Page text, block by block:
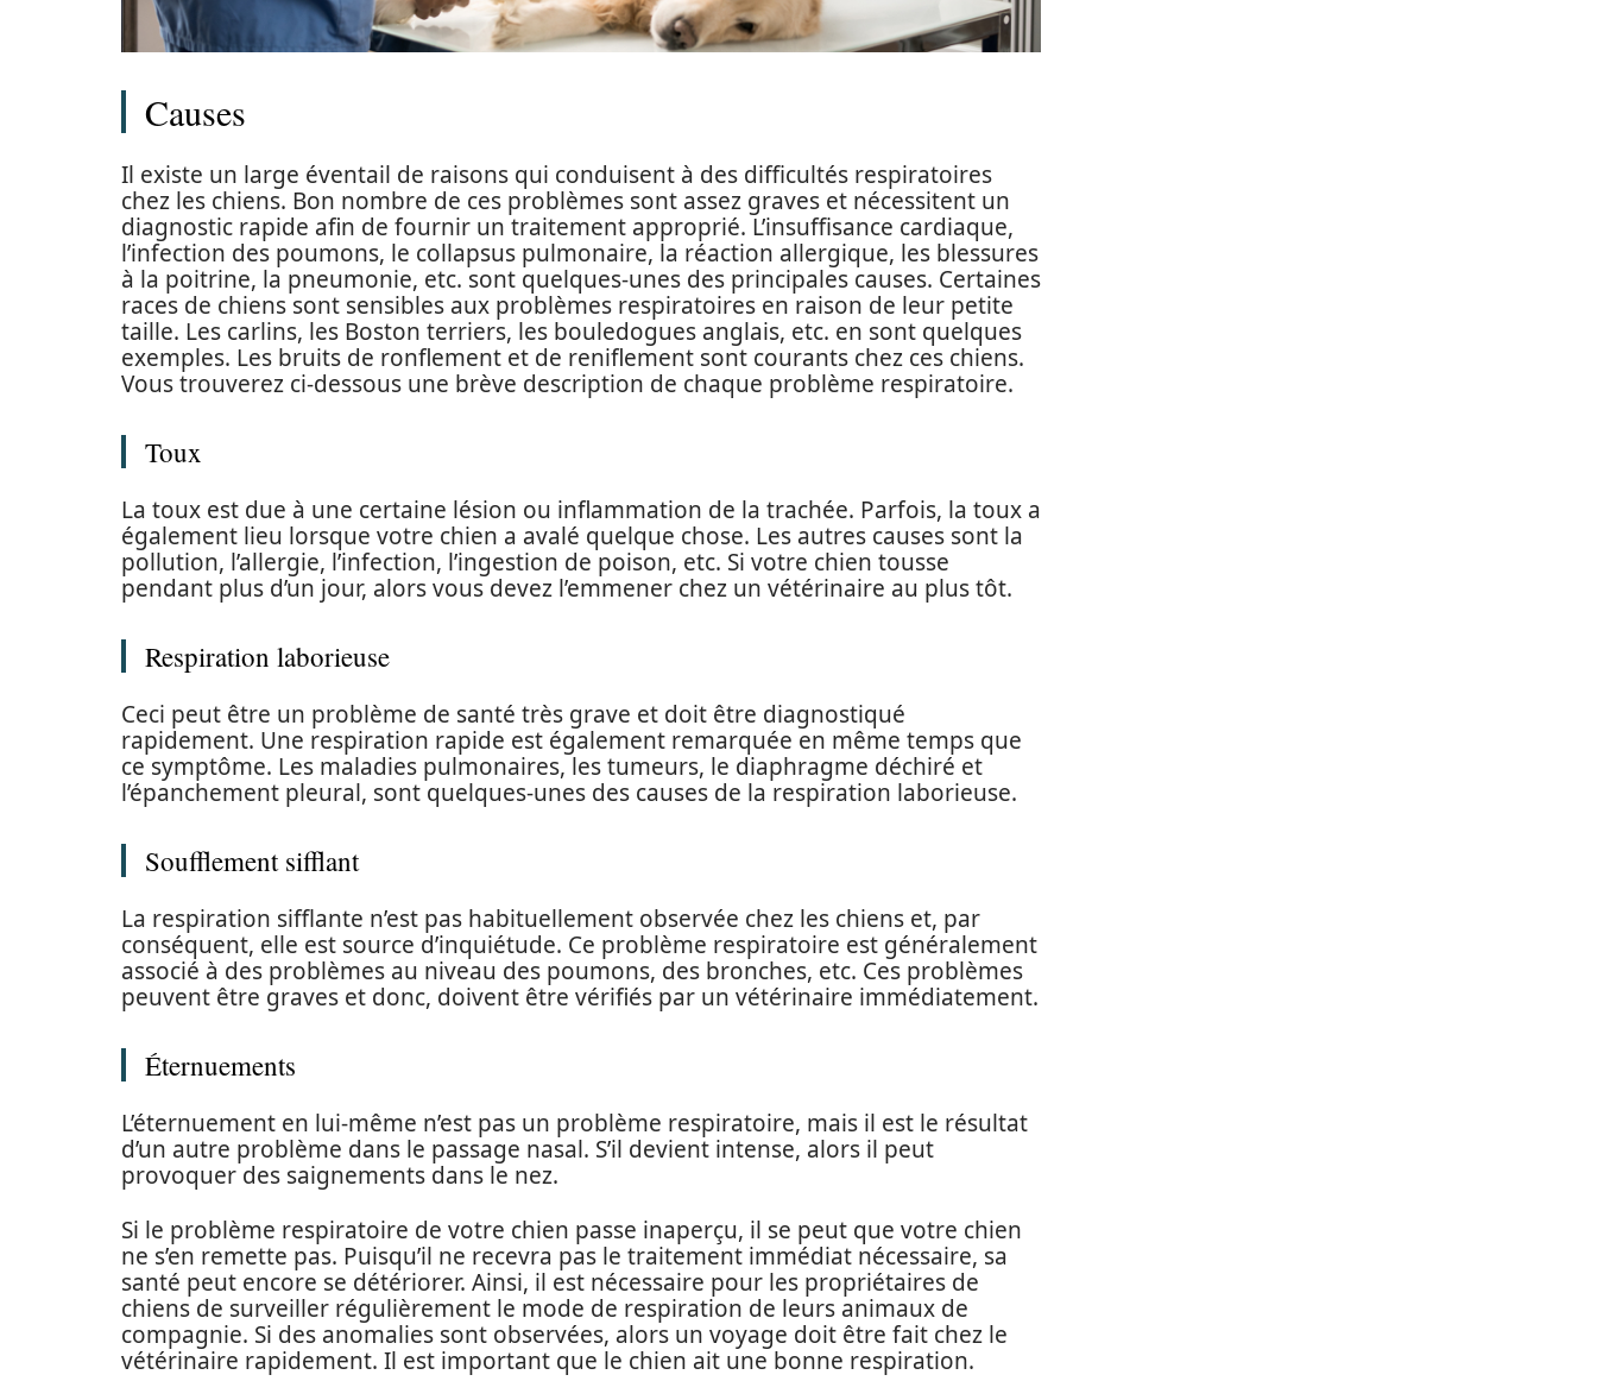
Causes
Il existe un large éventail de raisons qui conduisent à des difficultés respiratoires
chez les chiens. Bon nombre de ces problèmes sont assez graves et nécessitent un
diagnostic rapide afin de fournir un traitement approprié. L’insuffisance cardiaque,
l’infection des poumons, le collapsus pulmonaire, la réaction allergique, les blessures
à la poitrine, la pneumonie, etc. sont quelques-unes des principales causes. Certaines
races de chiens sont sensibles aux problèmes respiratoires en raison de leur petite
taille. Les carlins, les Boston terriers, les bouledogues anglais, etc. en sont quelques
exemples. Les bruits de ronflement et de reniflement sont courants chez ces chiens.
Vous trouverez ci-dessous une brève description de chaque problème respiratoire.
Toux
La toux est due à une certaine lésion ou inflammation de la trachée. Parfois, la toux a
également lieu lorsque votre chien a avalé quelque chose. Les autres causes sont la
pollution, l’allergie, l’infection, l’ingestion de poison, etc. Si votre chien tousse
pendant plus d’un jour, alors vous devez l’emmener chez un vétérinaire au plus tôt.
Respiration laborieuse
Ceci peut être un problème de santé très grave et doit être diagnostiqué
rapidement. Une respiration rapide est également remarquée en même temps que
ce symptôme. Les maladies pulmonaires, les tumeurs, le diaphragme déchiré et
l’épanchement pleural, sont quelques-unes des causes de la respiration laborieuse.
Soufflement sifflant
La respiration sifflante n’est pas habituellement observée chez les chiens et, par
conséquent, elle est source d’inquiétude. Ce problème respiratoire est généralement
associé à des problèmes au niveau des poumons, des bronches, etc. Ces problèmes
peuvent être graves et donc, doivent être vérifiés par un vétérinaire immédiatement.
Éternuements
L’éternuement en lui-même n’est pas un problème respiratoire, mais il est le résultat
d’un autre problème dans le passage nasal. S’il devient intense, alors il peut
provoquer des saignements dans le nez.
Si le problème respiratoire de votre chien passe inaperçu, il se peut que votre chien
ne s’en remette pas. Puisqu’il ne recevra pas le traitement immédiat nécessaire, sa
santé peut encore se détériorer. Ainsi, il est nécessaire pour les propriétaires de
chiens de surveiller régulièrement le mode de respiration de leurs animaux de
compagnie. Si des anomalies sont observées, alors un voyage doit être fait chez le
vétérinaire rapidement. Il est important que le chien ait une bonne respiration.